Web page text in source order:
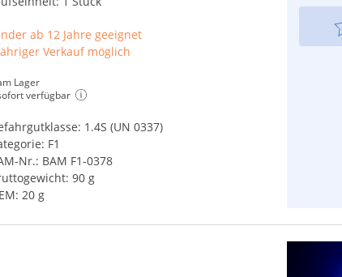
ab 12 Jahre geeignet
Verkauf möglich
Lager
verfügbar
1.4S (UN 0337)
F1
Nr.: BAM F1-0378
90 g
20 g